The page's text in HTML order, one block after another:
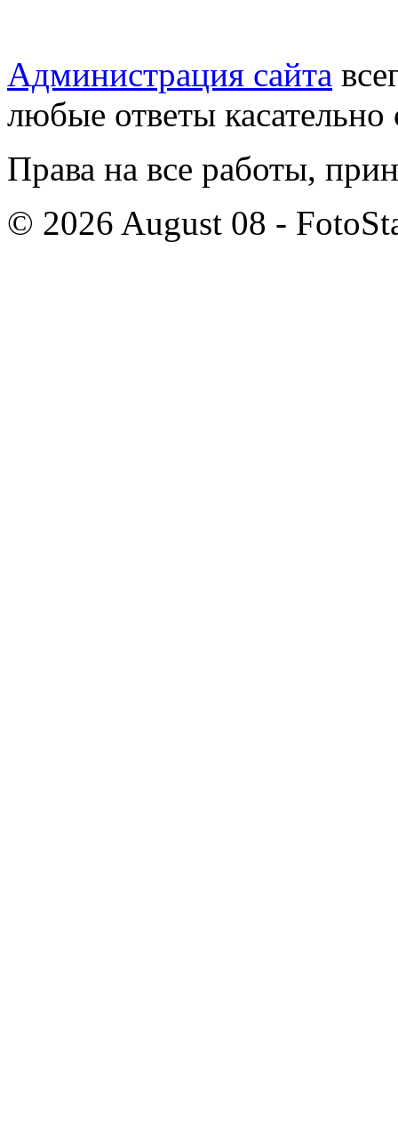
Администрация сайта
любые ответы касательно
Права на все работы,
© 2026 August 08 -